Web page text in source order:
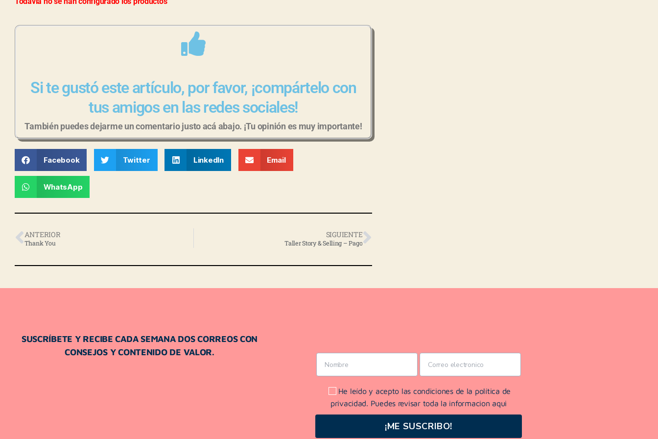
Si te gustó este artículo, por favor, ¡compártelo con
tus amigos en las redes sociales!
También puedes dejarme un comentario justo acá abajo. ¡Tu opinión es muy importante!
Facebook Twitter LinkedIn Email
WhatsApp
ANTERIOR
Thank You
SIGUIENTE
Taller Story & Selling – Pago
SUSCRÍBETE Y RECIBE CADA SEMANA DOS CORREOS CON
CONSEJOS Y CONTENIDO DE VALOR.
He leído y acepto las condiciones de la política de
privacidad. Puedes revisar toda la informacion aqui
¡ME SUSCRIBO!